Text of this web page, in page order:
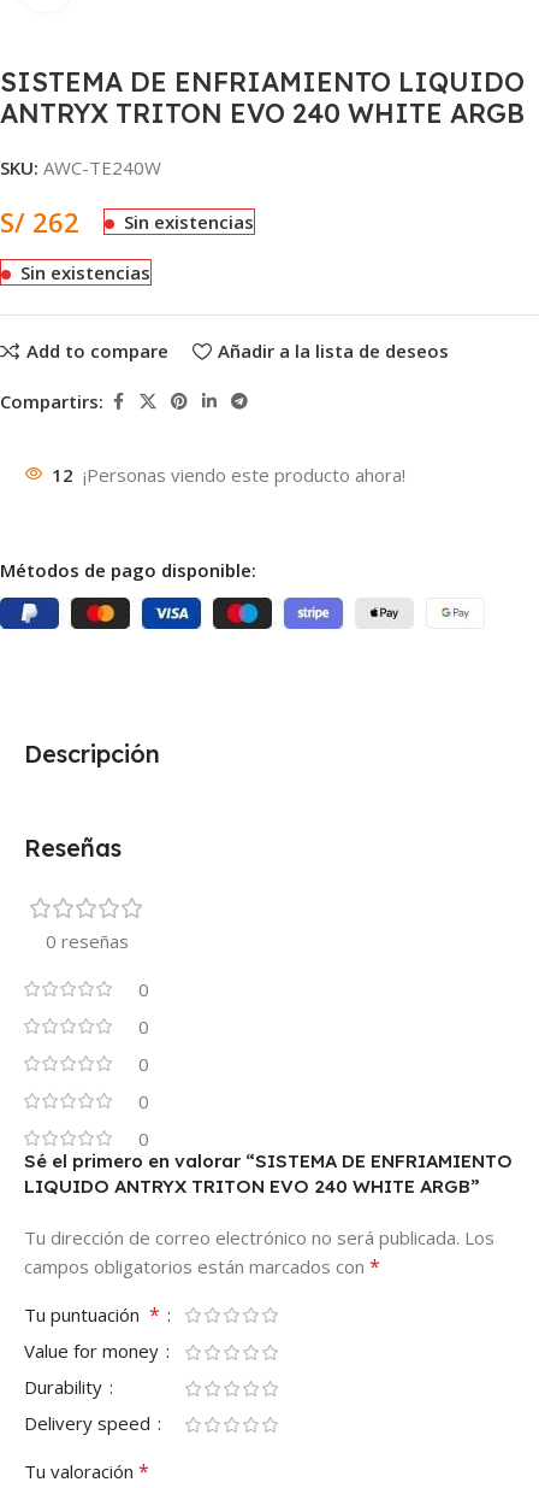
SISTEMA DE ENFRIAMIENTO LIQUIDO
ANTRYX TRITON EVO 240 WHITE ARGB
SKU: AWC-TE240W
S/ 262 Sin existencias
Sin existencias
Add to compare Añadir a la lista de deseos
Compartirs:
12 ¡Personas viendo este producto ahora!
Métodos de pago disponible:
Descripción
Reseñas
0 reseñas
0
0
0
0
0
Sé el primero en valorar “SISTEMA DE ENFRIAMIENTO
LIQUIDO ANTRYX TRITON EVO 240 WHITE ARGB”
Tu dirección de correo electrónico no será publicada. Los
campos obligatorios están marcados con *
Tu puntuación *
Value for money
Durability
Delivery speed
Tu valoración *